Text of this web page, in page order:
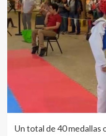
Un total de 40 medallas